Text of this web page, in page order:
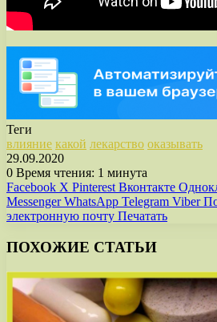
Теги
влияние какой лекарство оказывать
29.09.2020
0 Время чтения: 1 минута
Facebook X Pinterest Вконтакте
Messenger WhatsApp Telegram Viber
электронную почту Печатать
ПОХОЖИЕ СТАТЬИ